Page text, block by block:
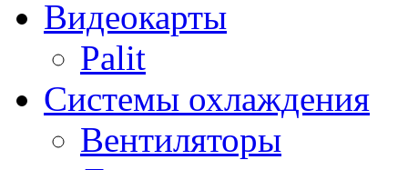
Видеокарты
Palit
Системы охлаждения
Вентиляторы